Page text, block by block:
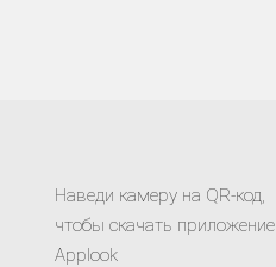
Наведи камеру на QR-код,
чтобы скачать приложение
Applook